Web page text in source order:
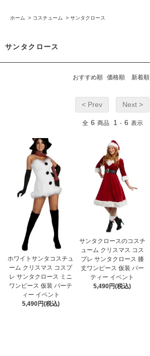
ホーム > コスチューム > サンタクロース
サンタクロース
おすすめ順 価格順 新着順
< Prev Next >
全 6 商品 1 - 6 表示
ホワイトサンタコスチュ
ーム クリスマス コスプ
レ サンタクロース ミニ
ワンピース 仮装 パーテ
ィー イベント
5,490円(税込)
サンタクロースのコスチ
ューム クリスマス コス
プレ サンタクロース 膝
丈ワンピース 仮装 パー
ティー イベント
5,490円(税込)